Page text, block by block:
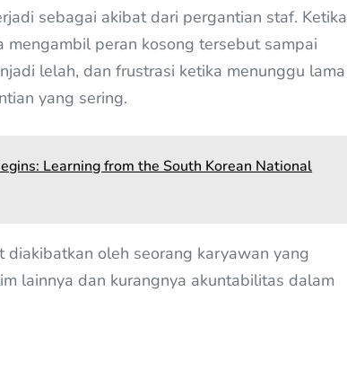
sebagai akibat dari pergantian staf. Ketika
peran kosong tersebut sampai
lelah, dan frustrasi ketika menunggu lama
yang sering.
Learning from the South Korean National
oleh seorang karyawan yang
lainnya dan kurangnya akuntabilitas dalam